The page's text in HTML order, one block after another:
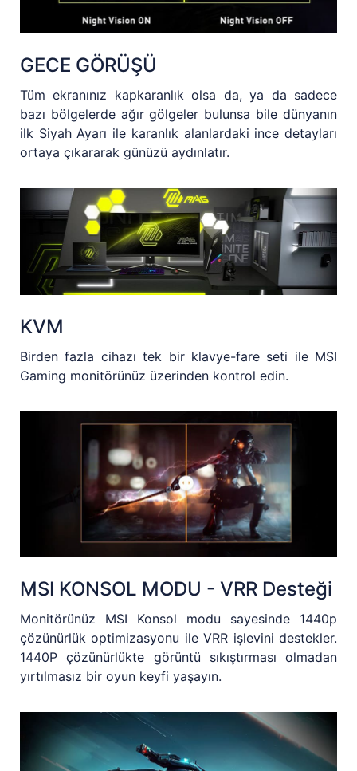
GECE GÖRÜŞÜ
Tüm ekranınız kapkaranlık olsa da, ya da sadece
bazı bölgelerde ağır gölgeler bulunsa bile dünyanın
ilk Siyah Ayarı ile karanlık alanlardaki ince detayları
ortaya çıkararak günüzü aydınlatır.
KVM
Birden fazla cihazı tek bir klavye-fare seti ile MSI
Gaming monitörünüz üzerinden kontrol edin.
MSI KONSOL MODU - VRR Desteği
Monitörünüz MSI Konsol modu sayesinde 1440p
çözünürlük optimizasyonu ile VRR işlevini destekler.
1440P çözünürlükte görüntü sıkıştırması olmadan
yırtılmasız bir oyun keyfi yaşayın.